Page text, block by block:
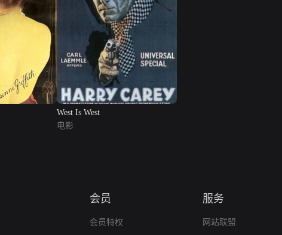
West Is West
电影
会员
会员特权
服务
网站联盟